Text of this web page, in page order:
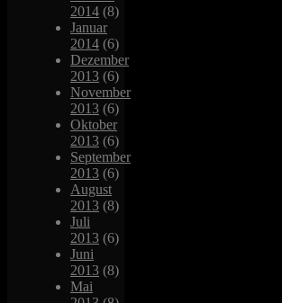
2014 (8)
Januar
2014 (6)
Dezember
2013 (6)
November
2013 (6)
Oktober
2013 (6)
September
2013 (6)
August
2013 (8)
Juli
2013 (6)
Juni
2013 (8)
Mai